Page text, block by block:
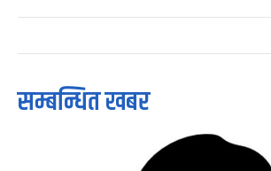
सम्बन्धित खबर